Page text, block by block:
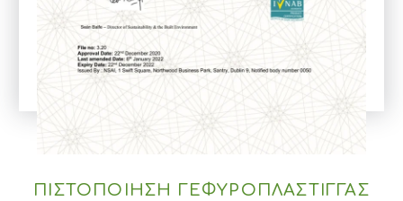
ΠΙΣΤΟΠΟΙΗΣΗ ΓΕΦΥΡΟΠΛΑΣΤΙΓΓΑΣ